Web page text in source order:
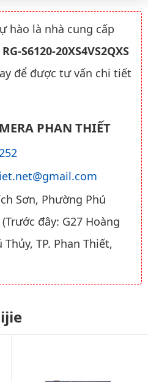
hào là nhà cung cấp
RG-S6120-20XS4VS2QXS
để được tư vấn chi tiết
PHAN THIẾT
Sơn, Phường Phú
đây: G27 Hoàng
TP. Phan Thiết,